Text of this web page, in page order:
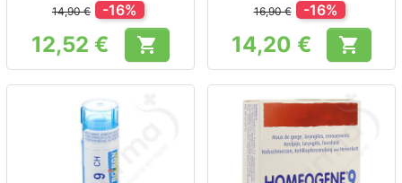
14,90 € -16%
Prix
12,52 € 
16,90 € -16%
Prix
14,20 € 